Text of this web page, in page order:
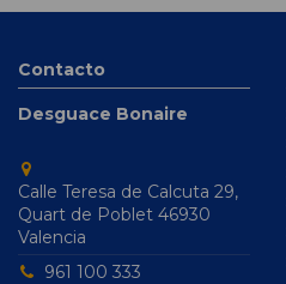
Contacto
Desguace Bonaire
Calle Teresa de Calcuta 29,
Quart de Poblet 46930
Valencia
961 100 333